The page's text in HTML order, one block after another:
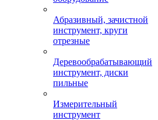
Абразивный, зачистной
инструмент, круги
отрезные
Деревообрабатывающий
инструмент, диски
пильные
Измерительный
инструмент